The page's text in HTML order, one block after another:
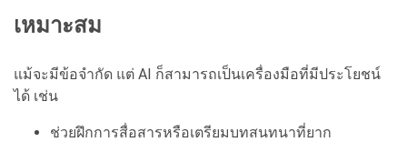
เหมาะสม
แม้จะมีข้อจำกัด แต่ AI ก็สามารถเป็นเครื่องมือที่มีประโยชน์
ได้ เช่น
ช่วยฝึกการสื่อสารหรือเตรียมบทสนทนาที่ยาก